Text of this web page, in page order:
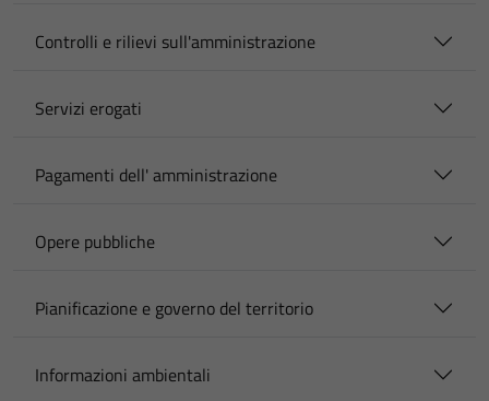
Controlli e rilievi sull'amministrazione
Servizi erogati
Pagamenti dell' amministrazione
Opere pubbliche
Pianificazione e governo del territorio
Informazioni ambientali